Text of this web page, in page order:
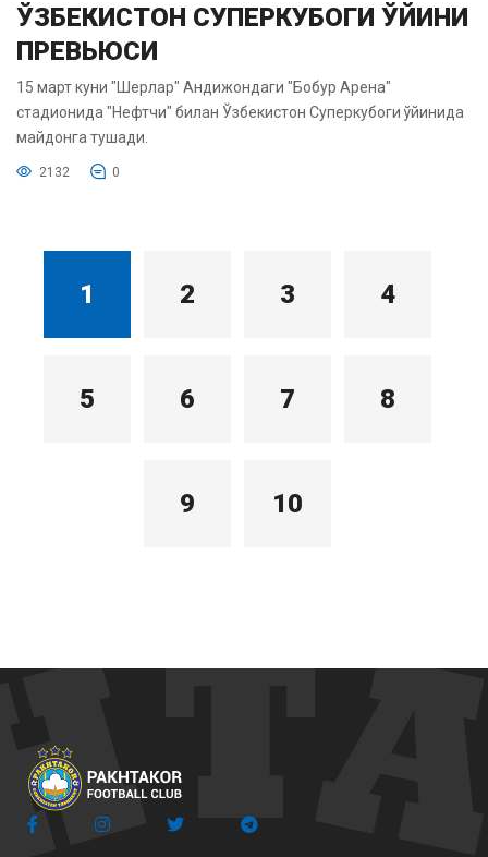
ЎЗБЕКИСТОН СУПЕРКУБОГИ ЎЙИНИ
ПРЕВЬЮСИ
15 март куни "Шерлар" Андижондаги "Бобур Арена"
стадионида "Нефтчи" билан Ўзбекистон Суперкубоги ўйинида
майдонга тушади.
2132 0
1 2 3 4
5 6 7 8
9 10